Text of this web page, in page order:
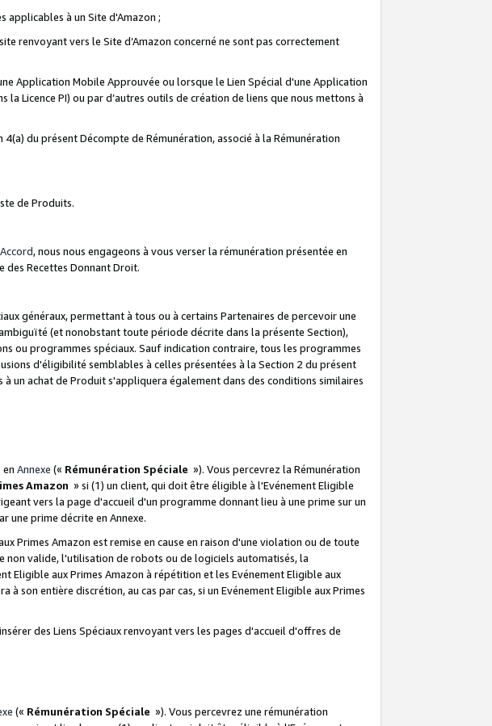
applicables à un Site d'Amazon ;
renvoyant vers le Site d’Amazon concerné ne sont pas correctement
Application Mobile Approuvée ou lorsque le Lien Spécial d'une Application
la Licence PI) ou par d’autres outils de création de liens que nous mettons à
du présent Décompte de Rémunération, associé à la Rémunération
de Produits.
Accord, nous nous engageons à vous verser la rémunération présentée en
des Recettes Donnant Droit.
généraux, permettant à tous ou à certains Partenaires de percevoir une
(et nonobstant toute période décrite dans la présente Section),
ou programmes spéciaux. Sauf indication contraire, tous les programmes
d'éligibilité semblables à celles présentées à la Section 2 du présent
un achat de Produit s'appliquera également dans des conditions similaires
en Annexe (« Rémunération Spéciale »). Vous percevrez la Rémunération
Amazon » si (1) un client, qui doit être éligible à l'Evénement Eligible
vers la page d'accueil d'un programme donnant lieu à une prime sur un
une prime décrite en Annexe.
Primes Amazon est remise en cause en raison d'une violation ou de toute
non valide, l'utilisation de robots ou de logiciels automatisés, la
Eligible aux Primes Amazon à répétition et les Evénement Eligible aux
son entière discrétion, au cas par cas, si un Evénement Eligible aux Primes
des Liens Spéciaux renvoyant vers les pages d'accueil d'offres de
(« Rémunération Spéciale »). Vous percevrez une rémunération